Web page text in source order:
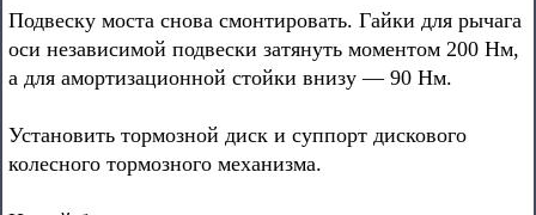
Подвеску моста снова смонтировать. Гайки для рычага
оси независимой подвески затянуть моментом 200 Нм,
а для амортизационной стойки внизу — 90 Нм.
Установить тормозной диск и суппорт дискового
колесного тормозного механизма.